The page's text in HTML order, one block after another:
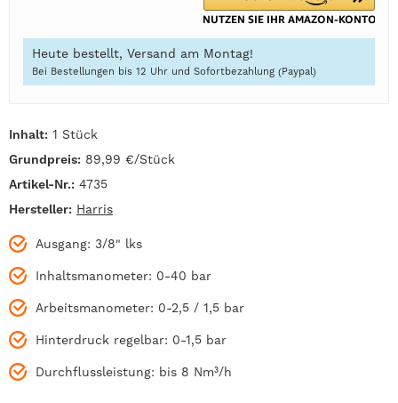
Inhalt: 1 Stück
Grundpreis: 89,99 €/Stück
Artikel-Nr.: 4735
Hersteller: Harris
Ausgang: 3/8" lks
Inhaltsmanometer: 0-40 bar
Arbeitsmanometer: 0-2,5 / 1,5 bar
Hinterdruck regelbar: 0-1,5 bar
Durchflussleistung: bis 8 Nm³/h
Heute bestellt, Versand am Montag!
Bei Bestellungen bis 12 Uhr und Sofortbezahlung (Paypal)